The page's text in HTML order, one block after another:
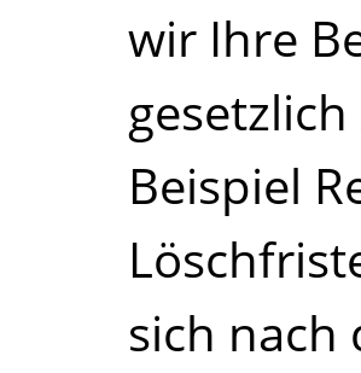
wir Ihre
Beispiel
sich nach